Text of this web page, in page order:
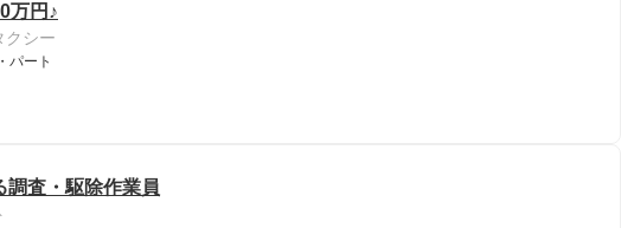
万円♪
クシー
パート
調査・駆除作業員